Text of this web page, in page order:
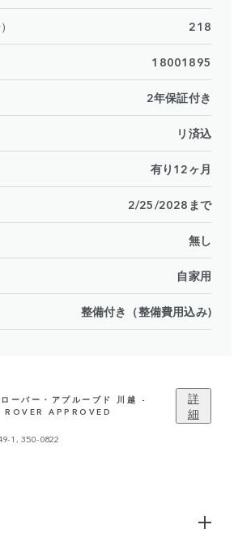
218
18001895
2年保証付き
リ済込
有り12ヶ月
2/25/2028まで
無し
自家用
整備付き（整備費用込み)
ーバー・アプルーブド 川越 -
APPROVED
1, 350-0822
詳
細